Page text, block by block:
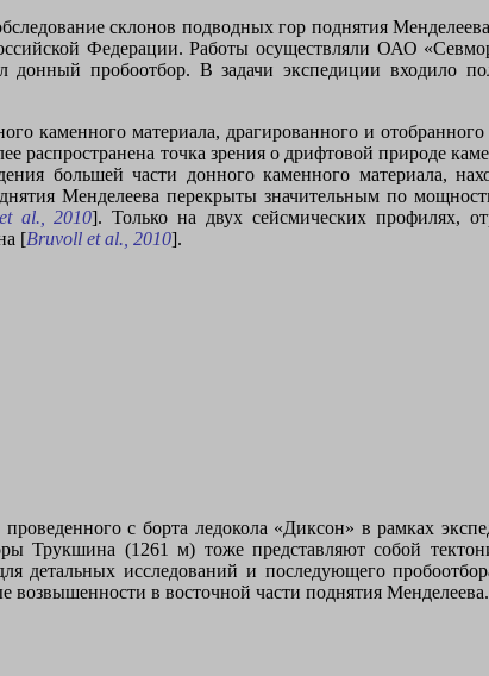
склонов подводных гор поднятия
Федерации. Работы осуществляли ОАО
пробоотбор. В задачи экспедиции входило
каменного материала, драгированного и
распространена точка зрения о дрифтовой природе
большей части донного каменного материала,
Менделеева перекрыты значительным по
et al., 2010]. Только на двух сейсмических профилях,
[Bruvoll et al., 2010].
с борта ледокола «Диксон» в рамках
(1261 м) тоже представляют собой
детальных исследований и последующего
в восточной части поднятия Менделеева.